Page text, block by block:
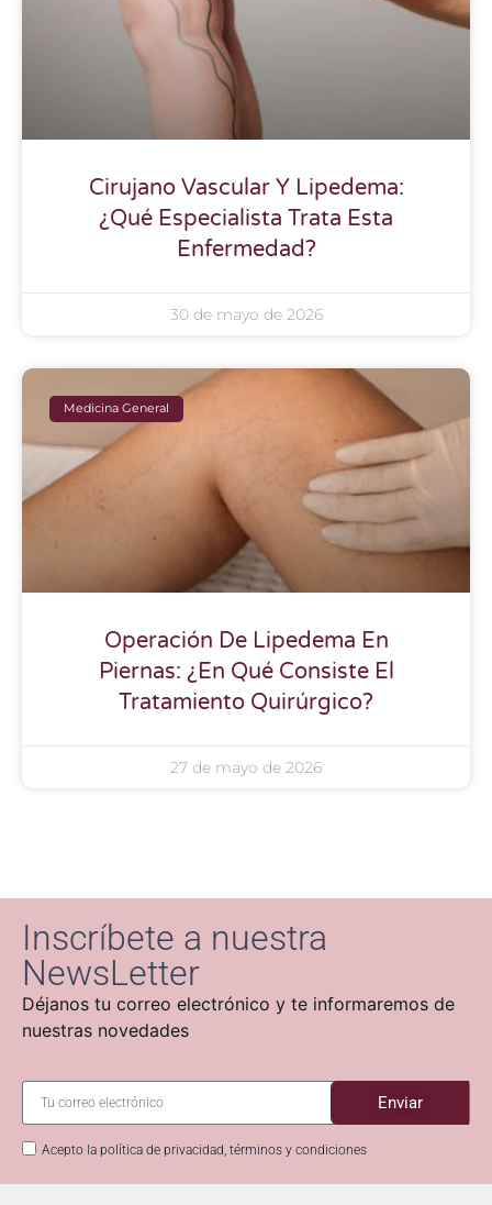
Cirujano Vascular Y Lipedema:
¿Qué Especialista Trata Esta
Enfermedad?
30 de mayo de 2026
Medicina General
Operación De Lipedema En
Piernas: ¿En Qué Consiste El
Tratamiento Quirúrgico?
27 de mayo de 2026
Inscríbete a nuestra
NewsLetter
Déjanos tu correo electrónico y te informaremos de
nuestras novedades
Acepto la política de privacidad, términos y condiciones
Enviar